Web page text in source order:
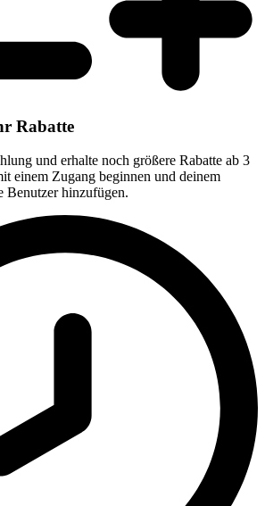
Rabatte
und erhalte noch größere Rabatte ab 3
einem Zugang beginnen und deinem
Benutzer hinzufügen.